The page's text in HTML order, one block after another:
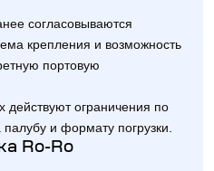
согласовываются
крепления и возможность
портовую
действуют ограничения по
палубу и формату погрузки.
Ro-Ro